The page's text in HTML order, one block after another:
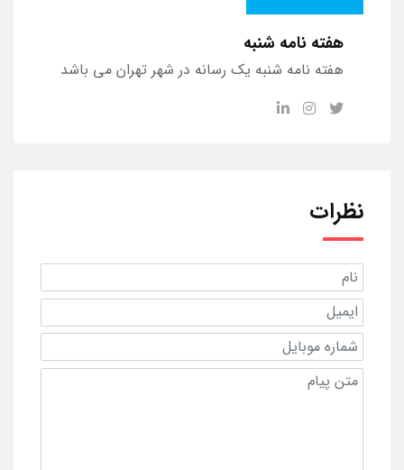
هفته نامه شنبه
هفته نامه شنبه یک رسانه در شهر تهران می باشد
نظرات